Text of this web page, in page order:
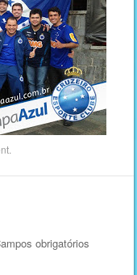
obrigatórios